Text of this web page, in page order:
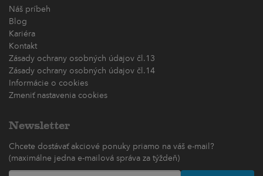
Náš príbeh
Blog
Kariéra
Kontakt
Zásady ochrany osobných údajov čl.13
Zásady ochrany osobných údajov čl.14
Informácie o cookies
Zmeniť nastavenia cookies
Newsletter
Chcete dostávať akciové ponuky priamo na váš e-mail?
(maximálne jedna e-mailová správa za týždeň)